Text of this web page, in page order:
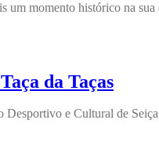
um momento histórico na
da Taças
e Cultural de